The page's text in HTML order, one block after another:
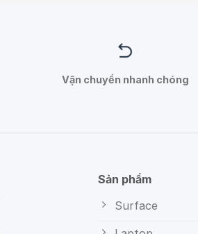
Vận chuyển nhanh chóng
Sản phẩm
Surface